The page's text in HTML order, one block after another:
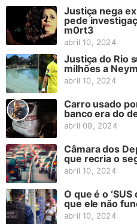
Justiça nega
pede
m0rt3
abril 10, 2024
Justiça do Rio
milhões a
abril 10, 2024
Carro usado
banco era do
abril 09, 2024
Câmara dos
que recria o
abril 10, 2024
O que é o
que ele não
abril 10, 2024